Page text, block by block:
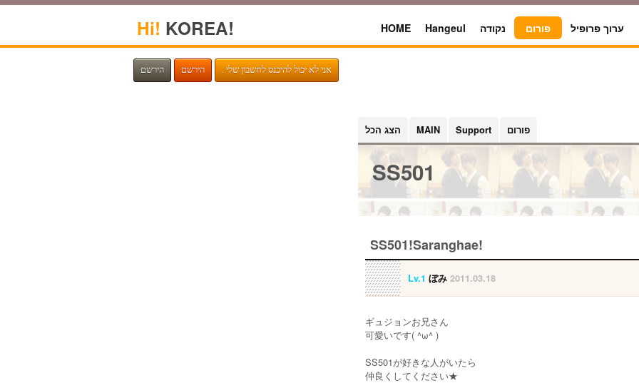
Hi! KOREA! HOME Hangeul ערוך פרופיל פורום נקודה
הירשם הירשם . אני לא יכול להיכנס לחשבון שלי
הצג הכל MAIN Support פורום
SS501
SS501!Saranghae!
Lv.1 ぼみ 2011.03.18
ギュジョンお兄さん
可愛いです( ^ω^ )
SS501が好きな人がいたら
仲良くしてください★